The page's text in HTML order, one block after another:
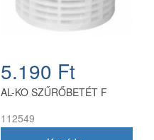
5.190 Ft
AL-KO SZŰRŐBETÉT F
112549